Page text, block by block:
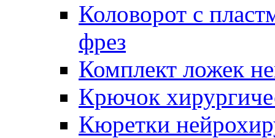
Коловорот с
фрез
Комплект ложек
Крючок
Кюретки